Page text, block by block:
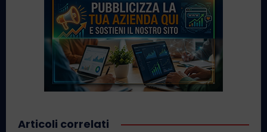
Articoli correlati